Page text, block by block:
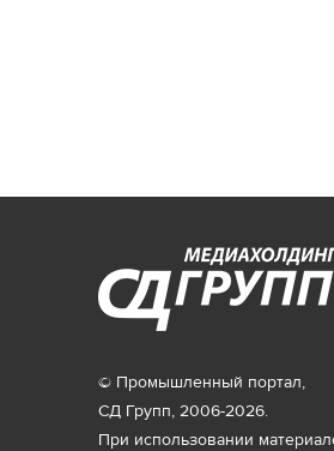
© Промышленный портал,
СД Групп, 2006-2026.
При использовании